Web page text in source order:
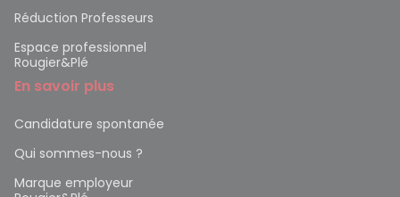
Réduction Professeurs
Espace professionnel
Rougier&Plé
En savoir plus
Candidature spontanée
Qui sommes-nous ?
Marque employeur